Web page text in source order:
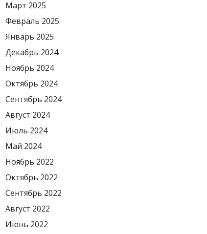
Март 2025
Февраль 2025
Январь 2025
Декабрь 2024
Ноябрь 2024
Октябрь 2024
Сентябрь 2024
Август 2024
Июль 2024
Май 2024
Ноябрь 2022
Октябрь 2022
Сентябрь 2022
Август 2022
Июнь 2022